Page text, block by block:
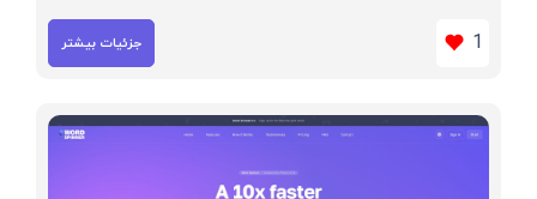
1 جزئیات بیشتر